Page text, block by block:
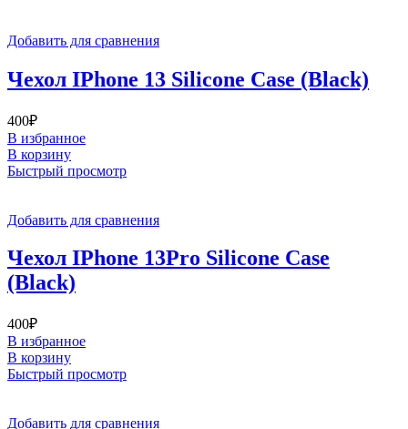
Добавить для сравнения
Чехол IPhone 13 Silicone Case (Black)
400₽
В избранное
В корзину
Быстрый просмотр
Добавить для сравнения
Чехол IPhone 13Pro Silicone Case
(Black)
400₽
В избранное
В корзину
Быстрый просмотр
Добавить для сравнения